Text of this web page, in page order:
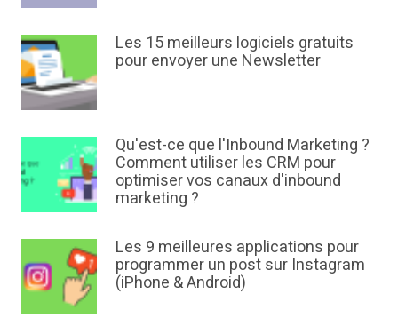
Les 15 meilleurs logiciels gratuits
pour envoyer une Newsletter
Qu'est-ce que l'Inbound Marketing ?
Comment utiliser les CRM pour
optimiser vos canaux d'inbound
marketing ?
Les 9 meilleures applications pour
programmer un post sur Instagram
(iPhone & Android)